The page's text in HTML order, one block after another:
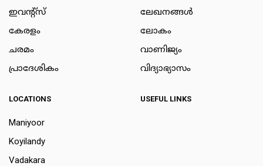
ഇവന്റ്സ്
കേരളം
ചരമം
പ്രാദേശികം
ലേഖനങ്ങള്‍
ലോകം
വാണിജ്യം
വിദ്യാഭ്യാസം
LOCATIONS
Maniyoor
Koyilandy
Vadakara
USEFUL LINKS